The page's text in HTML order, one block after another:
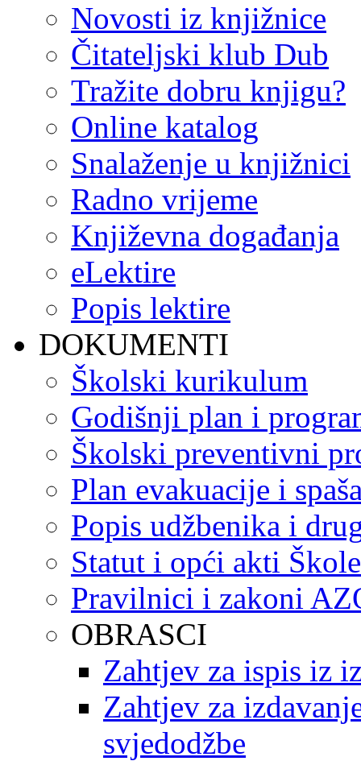
Novosti iz knjižnice
Čitateljski klub Dub
Tražite dobru knjigu?
Online katalog
Snalaženje u knjižnici
Radno vrijeme
Književna događanja
eLektire
Popis lektire
DOKUMENTI
Školski kurikulum
Godišnji plan i
Školski preventivni
Plan evakuacije i
Popis udžbenika i
Statut i opći akti Škole
Pravilnici i zakoni
OBRASCI
Zahtjev za ispis iz
Zahtjev za
svjedodžbe